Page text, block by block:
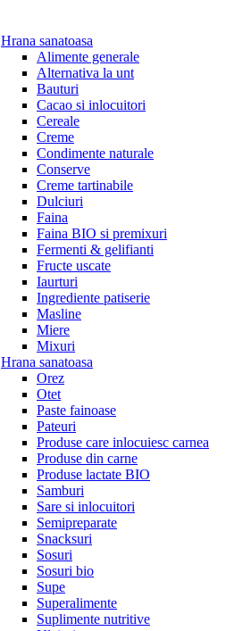
Hrana sanatoasa
Alimente generale
Alternativa la unt
Bauturi
Cacao si inlocuitori
Cereale
Creme
Condimente naturale
Conserve
Creme tartinabile
Dulciuri
Faina
Faina BIO si premixuri
Fermenti & gelifianti
Fructe uscate
Iaurturi
Ingrediente patiserie
Masline
Miere
Mixuri
Hrana sanatoasa
Orez
Otet
Paste fainoase
Pateuri
Produse care inlocuiesc carnea
Produse din carne
Produse lactate BIO
Samburi
Sare si inlocuitori
Semipreparate
Snacksuri
Sosuri
Sosuri bio
Supe
Superalimente
Suplimente nutritive